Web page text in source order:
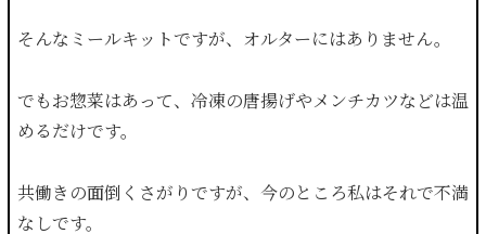
そんなミールキットですが、オルターにはありません。
でもお惣菜はあって、冷凍の唐揚げやメンチカツなどは温
めるだけです。
共働きの面倒くさがりですが、今のところ私はそれで不満
なしです。